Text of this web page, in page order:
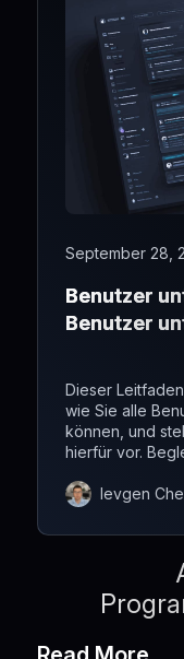
September 28,
Benutzer
Benutzer
Dieser
wie Sie alle
können, und
hierfür vor.
und Gruppen
Ievgen